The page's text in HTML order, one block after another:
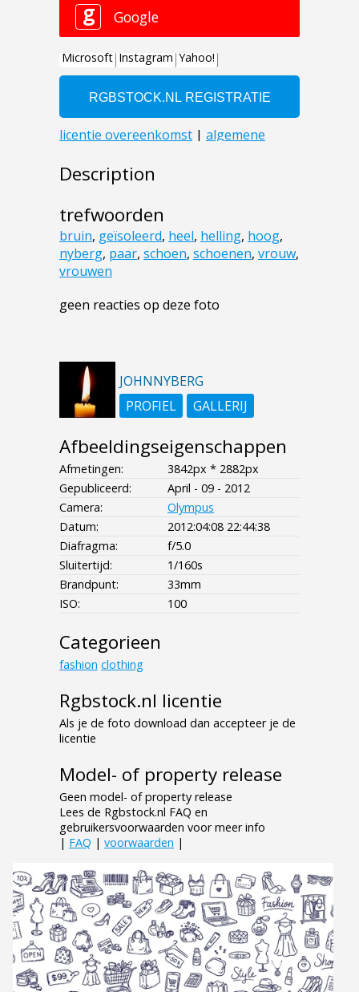
Description
trefwoorden
bruin, geïsoleerd, heel, helling, hoog,
nyberg, paar, schoen, schoenen, vrouw,
vrouwen
geen reacties op deze foto
JOHNNYBERG
PROFIEL
GALLERIJ
Afbeeldingseigenschappen
Afmetingen:
3842px * 2882px
Gepubliceerd:
April - 09 - 2012
Camera:
Olympus
Datum:
2012:04:08 22:44:38
Diafragma:
f/5.0
Sluitertijd:
1/160s
Brandpunt:
33mm
ISO:
100
Categorieen
fashion clothing
Rgbstock.nl licentie
Als je de foto download dan accepteer je de
licentie
Model- of property release
Geen model- of property release
Lees de Rgbstock.nl FAQ en
gebruikersvoorwaarden voor meer info
| FAQ | voorwaarden |